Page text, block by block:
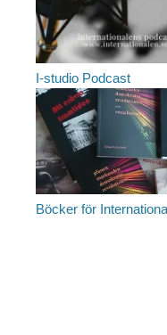
I-studio Podcast
Böcker för